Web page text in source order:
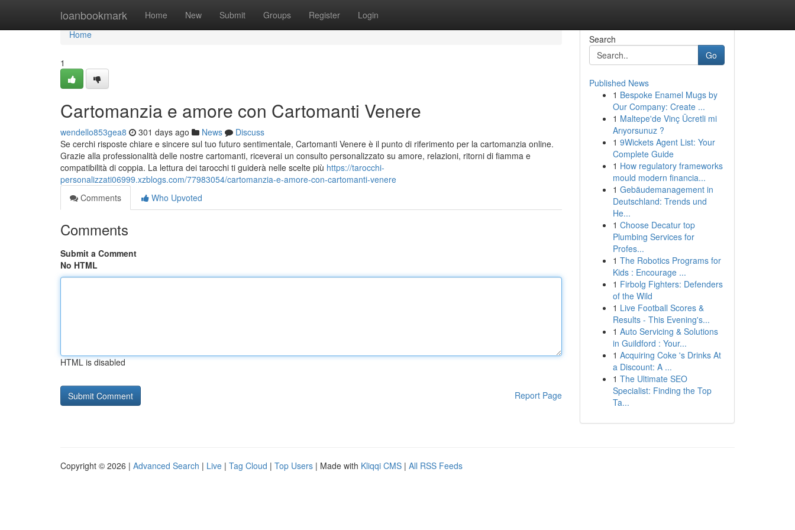
loanbookmark Home New Submit Groups Register Login
Home
Home
1
Cartomanzia e amore con Cartomanti Venere
wendello853gea8 301 days ago News
Discuss
Se cerchi risposte chiare e sincere sul tuo futuro sentimentale, Cartomanti Venere è il punto di riferimento per la cartomanzia online.
Grazie alla professionalità delle nostre cartomanti, riceverai un consulto personalizzato su amore, relazioni, ritorni di fiamma e
compatibilità di coppia. La lettura dei tarocchi ti guiderà nelle scelte più https://tarocchi-
personalizzati06999.xzblogs.com/77983054/cartomanzia-e-amore-con-cartomanti-venere
Comments
Who Upvoted
Comments
Submit a Comment
No HTML
HTML is disabled
Report Page
Search
Go
Published News
1 Bespoke Enamel Mugs by
Our Company: Create ...
1 Maltepe'de Vinç Ücretli mi
Arıyorsunuz ?
1 9Wickets Agent List: Your
Complete Guide
1 How regulatory frameworks
mould modern financia...
1 Gebäudemanagement in
Deutschland: Trends und
He...
1 Choose Decatur top
Plumbing Services for
Profes...
1 The Robotics Programs for
Kids : Encourage ...
1 Firbolg Fighters: Defenders
of the Wild
1 Live Football Scores &
Results - This Evening's...
1 Auto Servicing & Solutions
in Guildford : Your...
1 Acquiring Coke 's Drinks At
a Discount: A ...
1 The Ultimate SEO
Specialist: Finding the Top
Ta...
Copyright © 2026 | Advanced Search | Live | Tag Cloud | Top Users | Made with Kliqqi CMS | All RSS Feeds